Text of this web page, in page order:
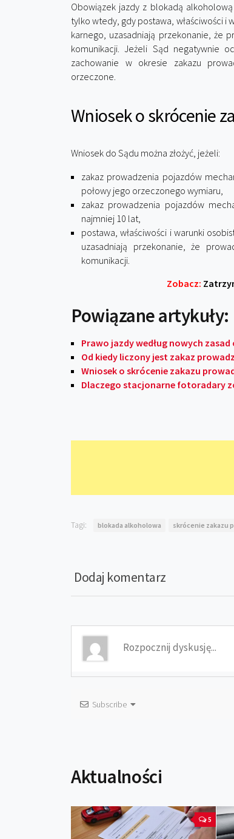
Obowiązek jazdy z blokadą
tylko wtedy, gdy postawa, właściwości i
karnego, uzasadniają przekonanie, że
komunikacji. Jeżeli Sąd negatywnie
zachowanie w okresie zakazu
orzeczone.
Wniosek o skrócenie
Wniosek do Sądu można złożyć, jeżeli:
zakaz prowadzenia pojazdów
połowy jego orzeczonego wymiaru,
zakaz prowadzenia pojazdów
najmniej 10 lat,
postawa, właściwości i warunki
uzasadniają przekonanie, że
komunikacji.
Zobacz:
Powiązane artykuły:
Prawo jazdy według nowych zasad
Od kiedy liczony jest zakaz
Wniosek o skrócenie zakazu
Dlaczego stacjonarne fotoradary
Tagi: blokada alkoholowa skrócenie zakazu
Dodaj komentarz
Subscribe
Aktualności
5